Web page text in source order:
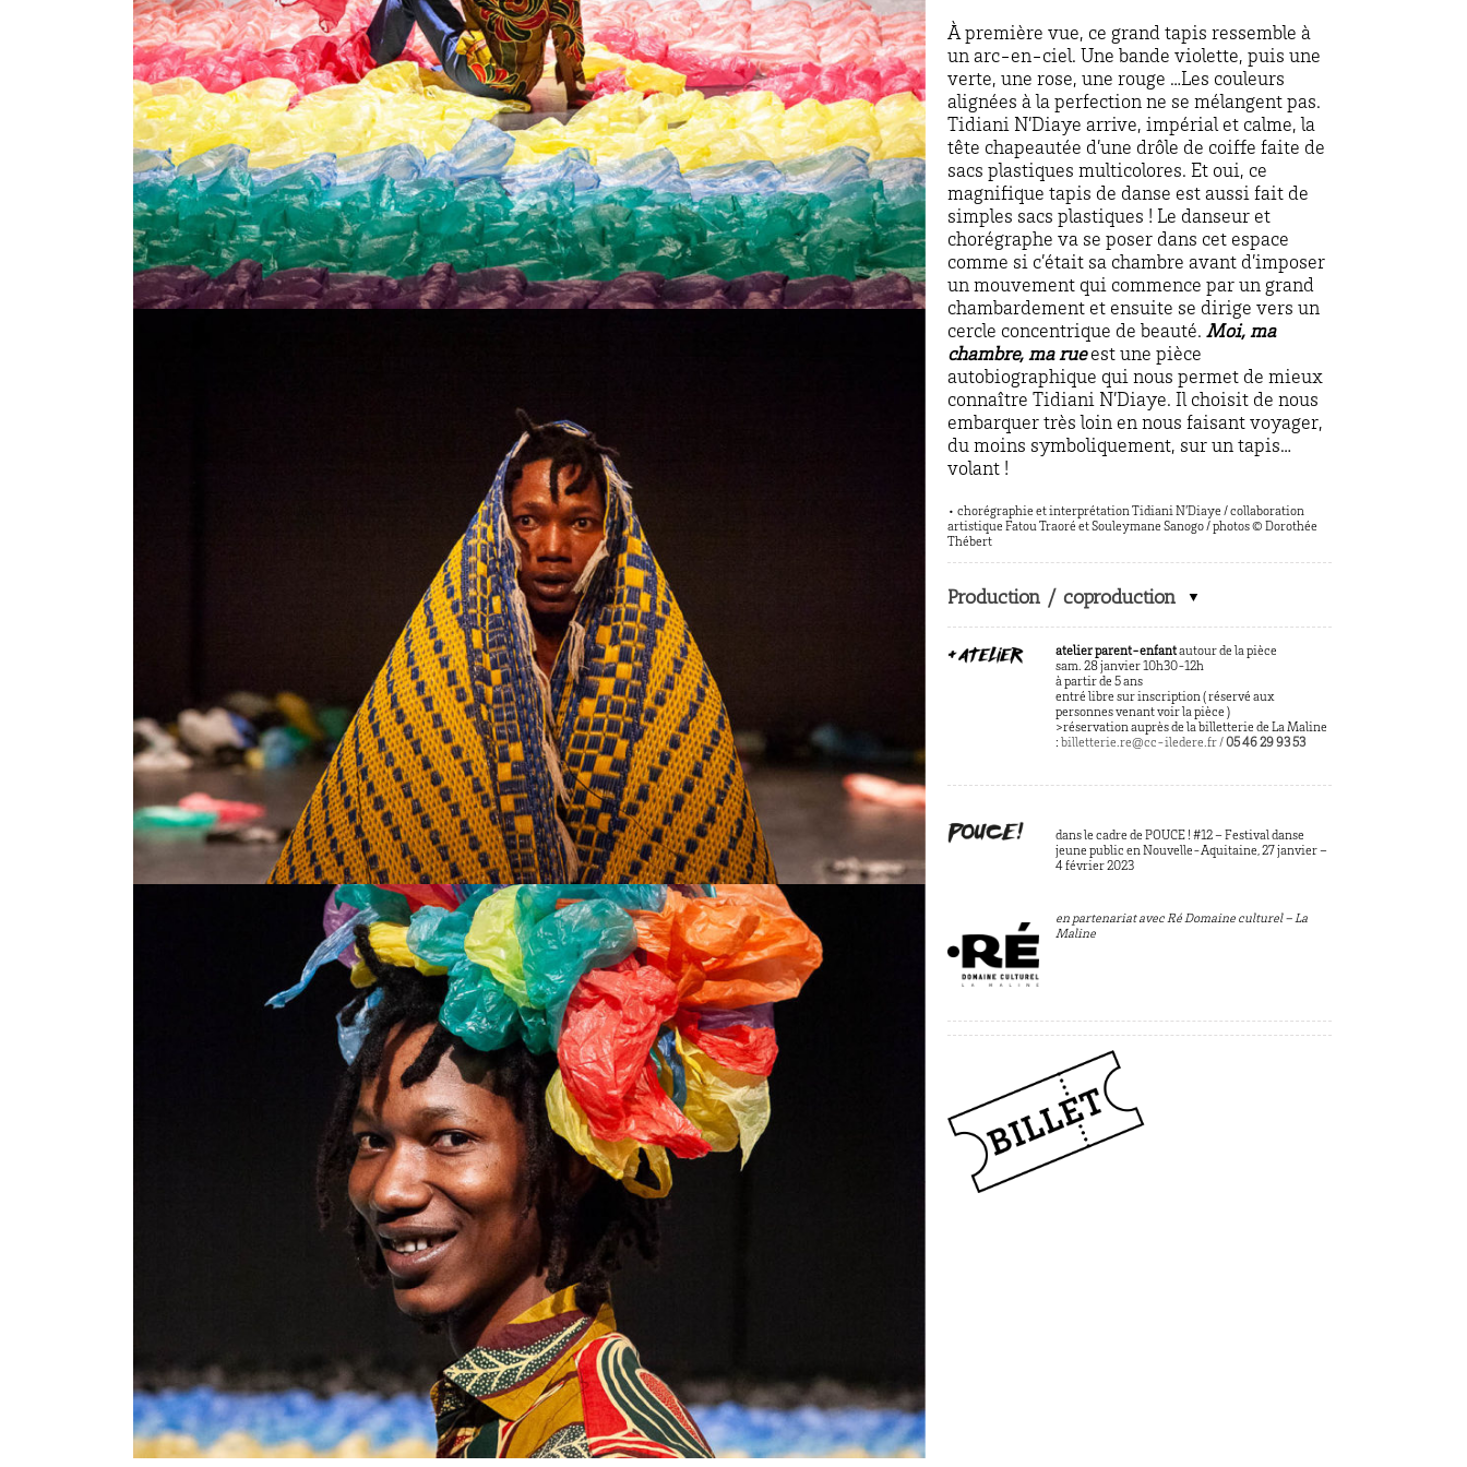
À première vue, ce grand tapis ressemble à
un arc-en-ciel. Une bande violette, puis une
verte, une rose, une rouge …Les couleurs
alignées à la perfection ne se mélangent pas.
Tidiani N’Diaye arrive, impérial et calme, la
tête chapeautée d’une drôle de coiffe faite de
sacs plastiques multicolores. Et oui, ce
magnifique tapis de danse est aussi fait de
simples sacs plastiques ! Le danseur et
chorégraphe va se poser dans cet espace
comme si c’était sa chambre avant d’imposer
un mouvement qui commence par un grand
chambardement et ensuite se dirige vers un
cercle concentrique de beauté. Moi, ma
chambre, ma rueest une pièce
autobiographique qui nous permet de mieux
connaître Tidiani N’Diaye. Il choisit de nous
embarquer très loin en nous faisant voyager,
du moins symboliquement, sur un tapis…
volant !
• chorégraphie et interprétation Tidiani N’Diaye / collaboration
artistique Fatou Traoré et Souleymane Sanogo / photos © Dorothée
Thébert
Production / coproduction
atelier parent-enfantautour de la pièce
sam. 28 janvier 10h30-12h
à partir de 5 ans
entré libre sur inscription ( réservé aux
personnes venant voir la pièce )
>réservation auprès de la billetterie de La Maline
: billetterie.re@cc-iledere.fr /05 46 29 93 53
dans le cadre de POUCE ! #12 – Festival danse
jeune public en Nouvelle-Aquitaine, 27 janvier –
4 février 2023
en partenariat avecRé Domaine culturel – La
Maline